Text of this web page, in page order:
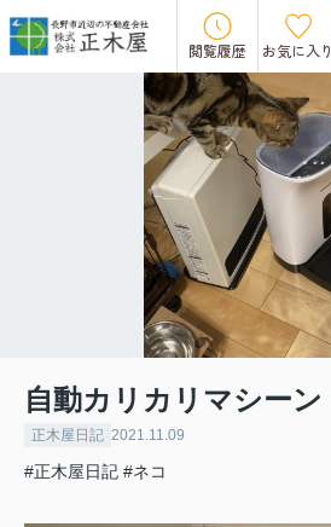
閲覧履歴 お気に入り
自動カリカリマシーン
正木屋日記 2021.11.09
#正木屋日記 #ネコ